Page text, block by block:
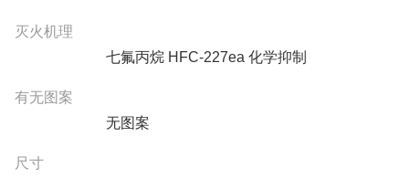
灭火机理
七氟丙烷 HFC-227ea 化学抑制
有无图案
无图案
尺寸